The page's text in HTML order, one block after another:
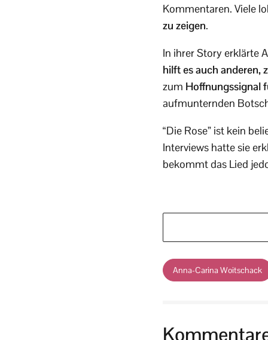
Kommentaren. Viele
zu zeigen.
In ihrer Story erklärte
hilft es auch anderen,
zum Hoffnungssignal
aufmunternden
“Die Rose” ist kein
Interviews hatte sie
bekommt das Lied
Anna-Carina Woitschack